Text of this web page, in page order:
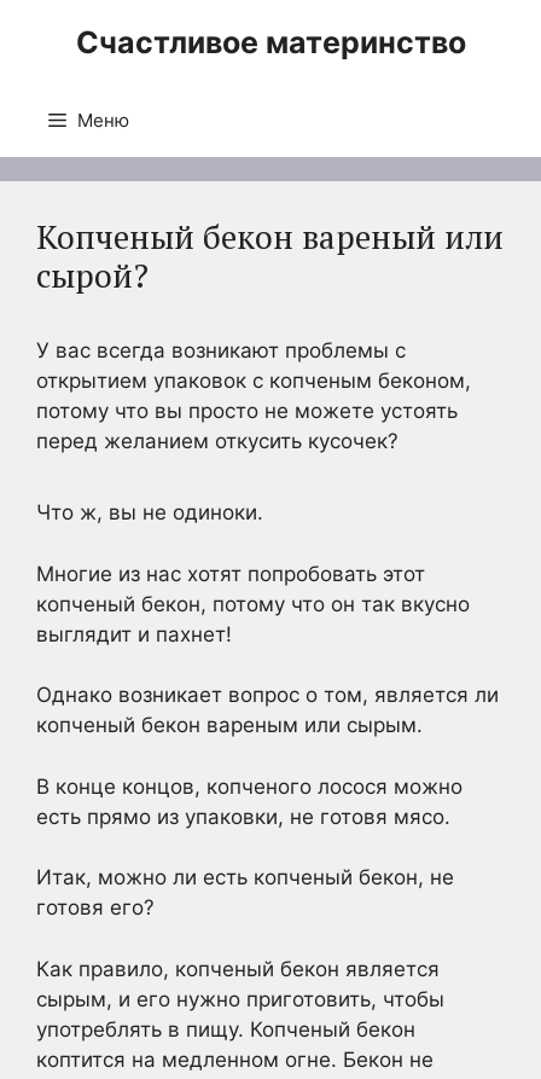
Счастливое материнство
Меню
Копченый бекон вареный или
сырой?
У вас всегда возникают проблемы с
открытием упаковок с копченым беконом,
потому что вы просто не можете устоять
перед желанием откусить кусочек?
Что ж, вы не одиноки.
Многие из нас хотят попробовать этот
копченый бекон, потому что он так вкусно
выглядит и пахнет!
Однако возникает вопрос о том, является ли
копченый бекон вареным или сырым.
В конце концов, копченого лосося можно
есть прямо из упаковки, не готовя мясо.
Итак, можно ли есть копченый бекон, не
готовя его?
Как правило, копченый бекон является
сырым, и его нужно приготовить, чтобы
употреблять в пищу. Копченый бекон
коптится на медленном огне. Бекон не